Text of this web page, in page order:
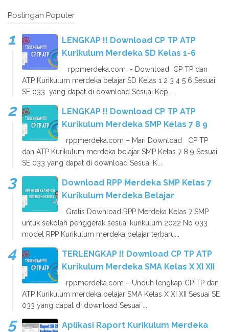
Postingan Populer
LENGKAP !! Download CP TP ATP
Kurikulum Merdeka SD Kelas 1-6
rppmerdeka.com - Download CP TP dan
ATP Kurikulum merdeka belajar SD Kelas 1 2 3 4 5 6 Sesuai
SE 033 yang dapat di download Sesuai Kep...
LENGKAP !! Download CP TP ATP
Kurikulum Merdeka SMP Kelas 7 8 9
rppmerdeka.com – Mari Download CP TP
dan ATP Kurikulum merdeka belajar SMP Kelas 7 8 9 Sesuai
SE 033 yang dapat di download Sesuai K...
Download RPP Merdeka SMP Kelas 7
Kurikulum Merdeka Belajar
Gratis Download RPP Merdeka Kelas 7 SMP
untuk sekolah penggerak sesuai kurikulum 2022 No 033
model RPP Kurikulum merdeka belajar terbaru...
TERLENGKAP !! Download CP TP ATP
Kurikulum Merdeka SMA Kelas X XI XII
rppmerdeka.com – Unduh lengkap CP TP dan
ATP Kurikulum merdeka belajar SMA Kelas X XI XII Sesuai SE
033 yang dapat di download Sesuai ...
Aplikasi Raport Kurikulum Merdeka